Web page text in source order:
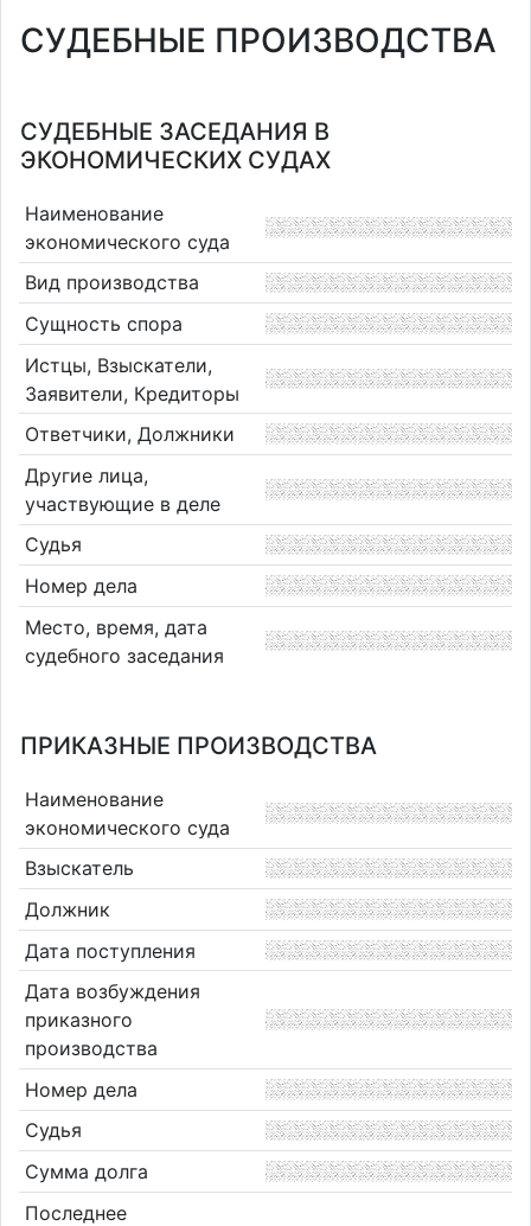
СУДЕБНЫЕ ПРОИЗВОДСТВА
СУДЕБНЫЕ ЗАСЕДАНИЯ В
ЭКОНОМИЧЕСКИХ СУДАХ
Наименование
экономического суда
Вид производства
Сущность спора
Истцы, Взыскатели,
Заявители, Кредиторы
Ответчики, Должники
Другие лица,
участвующие в деле
Судья
Номер дела
Место, время, дата
судебного заседания
ПРИКАЗНЫЕ ПРОИЗВОДСТВА
Наименование
экономического суда
Взыскатель
Должник
Дата поступления
Дата возбуждения
приказного
производства
Номер дела
Судья
Сумма долга
Последнее